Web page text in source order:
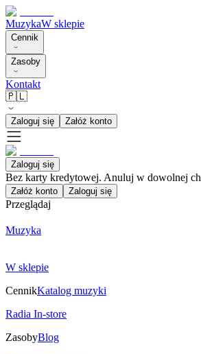
MuzykaW sklepie
Cennik
Zasoby
Kontakt
🇵🇱
Zaloguj się Załóż konto
Zaloguj się
Bez karty kredytowej. Anuluj w dowolnej
Załóż konto Zaloguj się
Przeglądaj
Muzyka
W sklepie
CennikKatalog muzyki
Radia In-store
ZasobyBlog